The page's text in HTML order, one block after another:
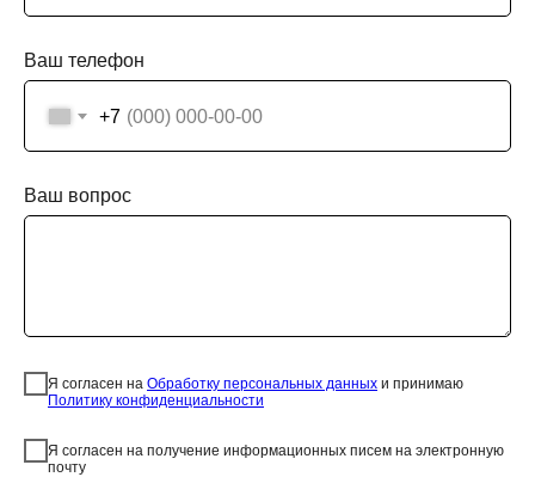
Ваш телефон
+7
Ваш вопрос
Я согласен на Обработку персональных данных и принимаю
Политику конфиденциальности
Я согласен на получение информационных писем на электронную
почту